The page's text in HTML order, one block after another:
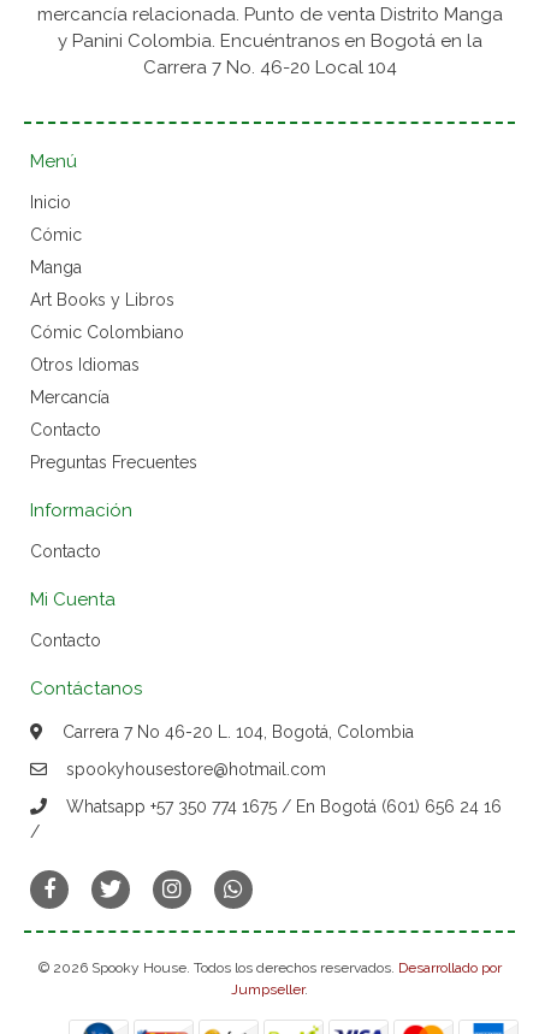
mercancía relacionada. Punto de venta Distrito Manga
y Panini Colombia. Encuéntranos en Bogotá en la
Carrera 7 No. 46-20 Local 104
Menú
Inicio
Cómic
Manga
Art Books y Libros
Cómic Colombiano
Otros Idiomas
Mercancía
Contacto
Preguntas Frecuentes
Información
Contacto
Mi Cuenta
Contacto
Contáctanos
Carrera 7 No 46-20 L. 104, Bogotá, Colombia
spookyhousestore@hotmail.com
Whatsapp +57 350 774 1675 / En Bogotá (601) 656 24 16
/
© 2026 Spooky House. Todos los derechos reservados. Desarrollado por
Jumpseller.